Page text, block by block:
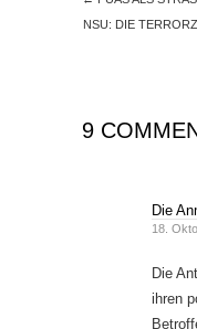
NSU: DIE
9
Die
18.
Die
ihren